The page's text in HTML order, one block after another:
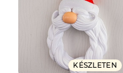
KÉSZLETEN